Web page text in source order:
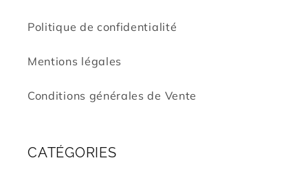
Politique de confidentialité
Mentions légales
Conditions générales de Vente
CATÉGORIES